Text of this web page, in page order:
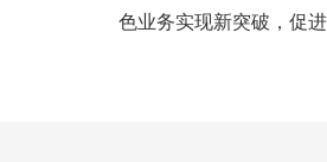
色业务实现新突破，促